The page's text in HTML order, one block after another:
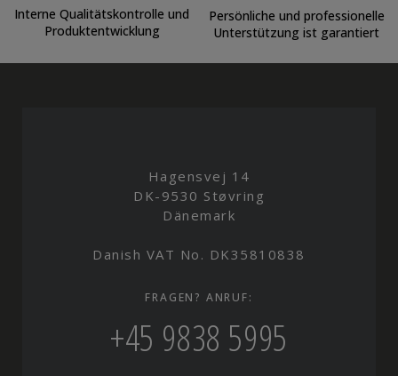
Interne Qualitätskontrolle und
Produktentwicklung
Persönliche und professionelle
Unterstützung ist garantiert
Hagensvej 14
DK-9530 Støvring
Dänemark
Danish VAT No. DK35810838
FRAGEN? ANRUF:
+45 9838 5995